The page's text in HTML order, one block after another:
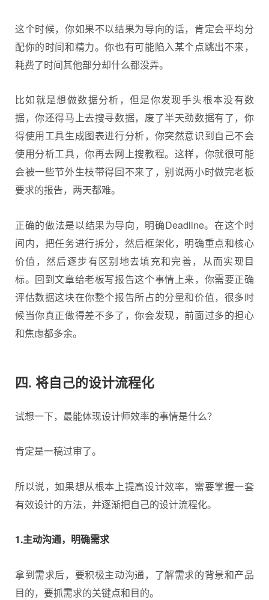
这个时候，你如果不以结果为导向的话，肯定会平均分
配你的时间和精力。你也有可能陷入某个点跳出不来，
耗费了时间其他部分却什么都没弄。
比如就是想做数据分析，但是你发现手头根本没有数
据，你还得马上去搜寻数据，废了半天劲数据有了，你
得使用工具生成图表进行分析，你突然意识到自己不会
使用分析工具，你再去网上搜教程。这样，你就很可能
会被一些节外生枝带得回不来了，别说两小时做完老板
要求的报告，两天都难。
正确的做法是以结果为导向，明确Deadline。在这个时
间内，把任务进行拆分，然后框架化，明确重点和核心
价值，然后逐步有区别地去填充和完善，从而实现目
标。回到文章给老板写报告这个事情上来，你需要正确
评估数据这块在你整个报告所占的分量和价值，很多时
候当你真正做得差不多了，你会发现，前面过多的担心
和焦虑都多余。
四. 将自己的设计流程化
试想一下，最能体现设计师效率的事情是什么？
肯定是一稿过审了。
所以说，如果想从根本上提高设计效率，需要掌握一套
有效设计的方法，并逐渐把自己的设计流程化。
1.主动沟通，明确需求
拿到需求后，要积极主动沟通，了解需求的背景和产品
目的，要抓需求的关键点和目的。